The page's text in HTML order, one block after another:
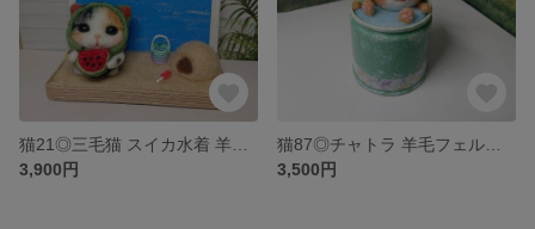
3,900円
3,500円